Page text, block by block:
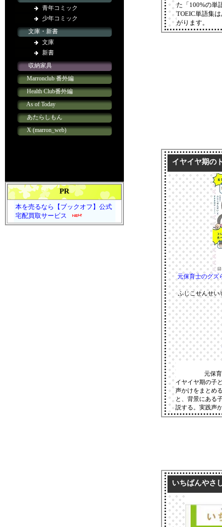
PR
本を売るなら【ブックオフ】公式
宅配買取サービス
た「100%の単
TOEIC単語集
がります。
イヤイヤ期の
元保育士のグズ
ふじこせんせい
元保
イヤイヤ期の子
声かけをまとめ
と、背景にある
説する。実践声
いちばんやさ